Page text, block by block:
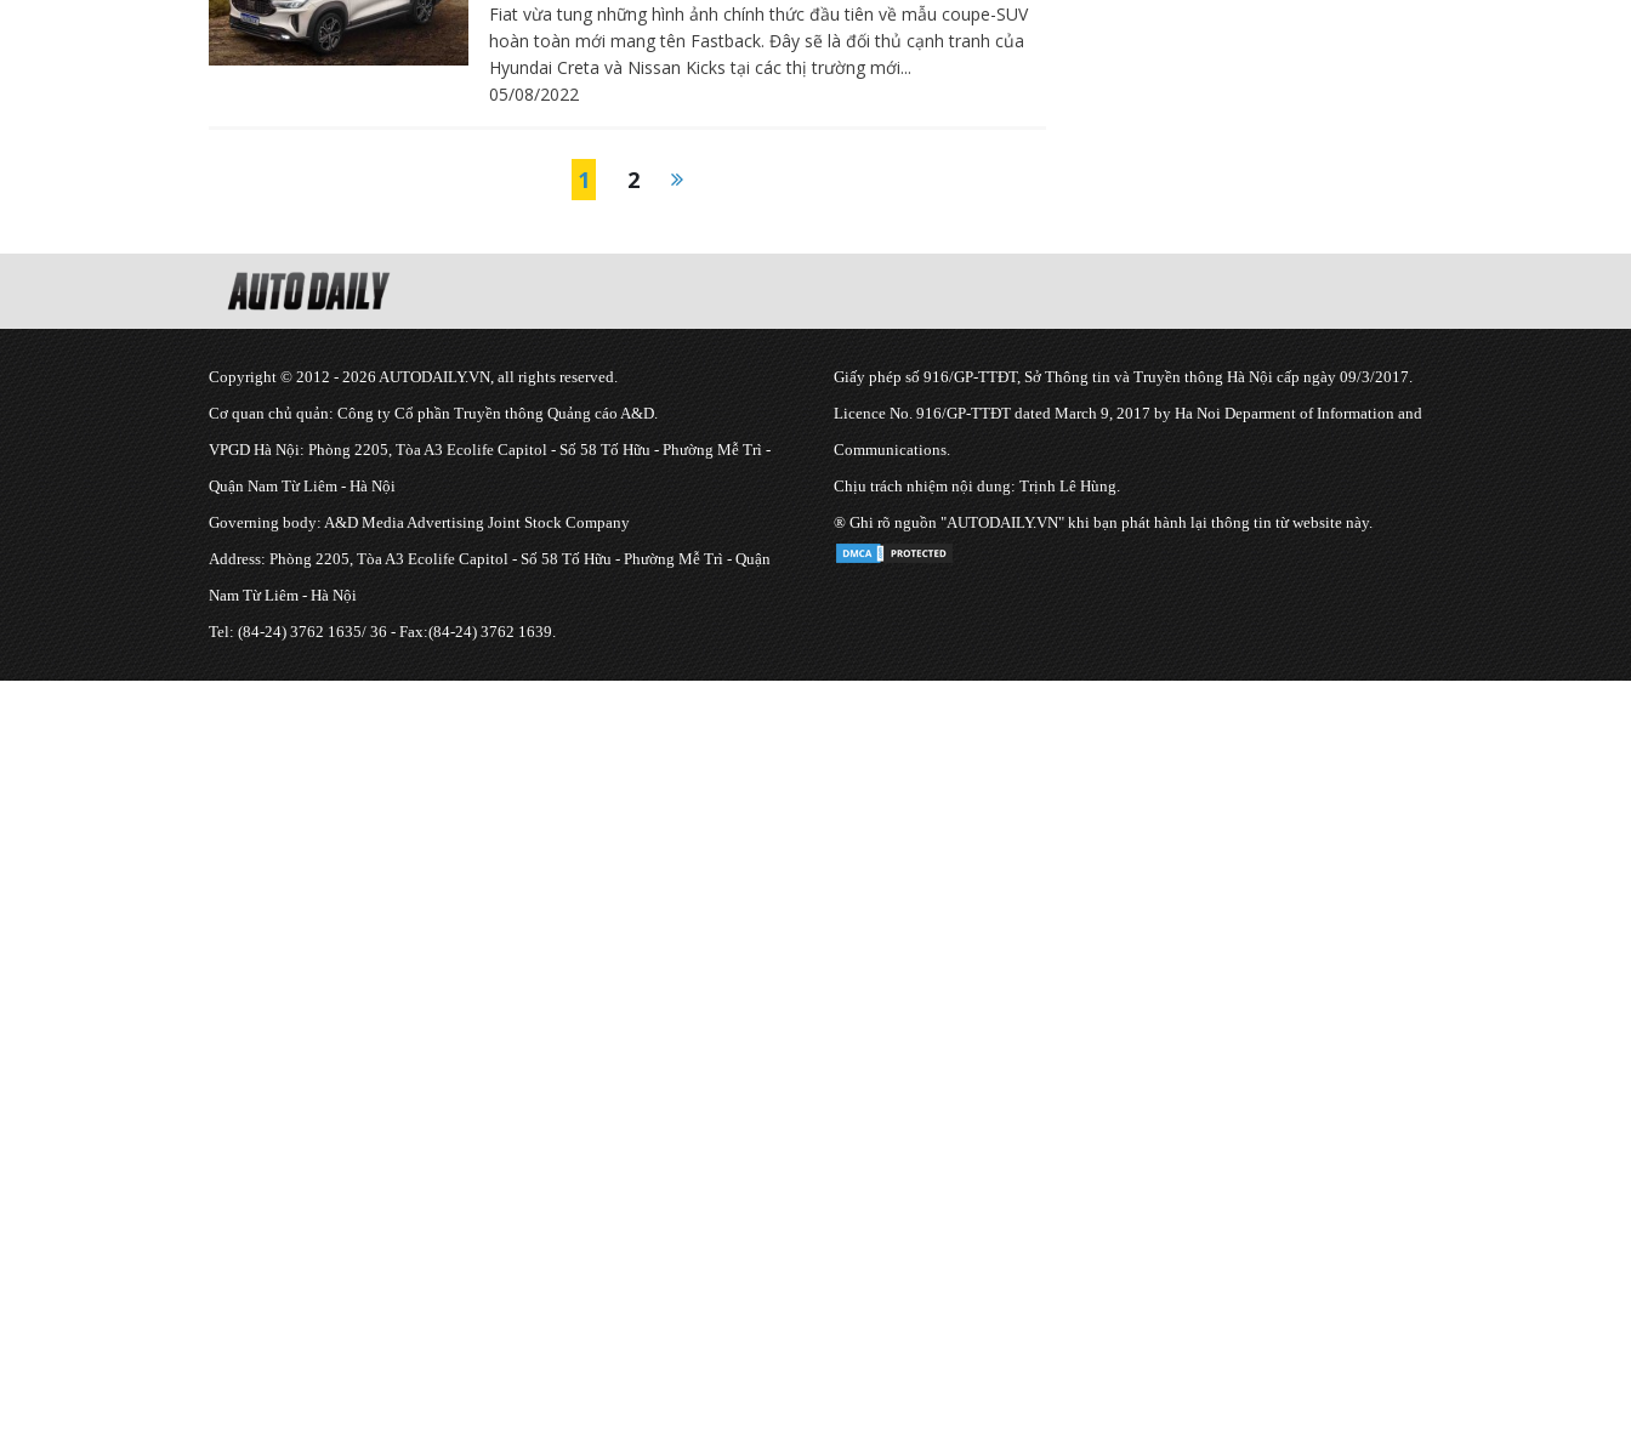
Fiat vừa tung những hình ảnh chính thức đầu tiên về mẫu coupe-SUV
hoàn toàn mới mang tên Fastback. Đây sẽ là đối thủ cạnh tranh của
Hyundai Creta và Nissan Kicks tại các thị trường mới...
05/08/2022
1 2
Copyright © 2012 - 2026 AUTODAILY.VN, all rights reserved.
Cơ quan chủ quản: Công ty Cổ phần Truyền thông Quảng cáo A&D.
VPGD Hà Nội: Phòng 2205, Tòa A3 Ecolife Capitol - Số 58 Tố Hữu - Phường Mễ Trì -
Quận Nam Từ Liêm - Hà Nội
Governing body: A&D Media Advertising Joint Stock Company
Address: Phòng 2205, Tòa A3 Ecolife Capitol - Số 58 Tố Hữu - Phường Mễ Trì - Quận
Nam Từ Liêm - Hà Nội
Tel: (84-24) 3762 1635/ 36 - Fax:(84-24) 3762 1639.
Giấy phép số 916/GP-TTĐT, Sở Thông tin và Truyền thông Hà Nội cấp ngày 09/3/2017.
Licence No. 916/GP-TTĐT dated March 9, 2017 by Ha Noi Deparment of Information and
Communications.
Chịu trách nhiệm nội dung: Trịnh Lê Hùng.
® Ghi rõ nguồn "AUTODAILY.VN" khi bạn phát hành lại thông tin từ website này.